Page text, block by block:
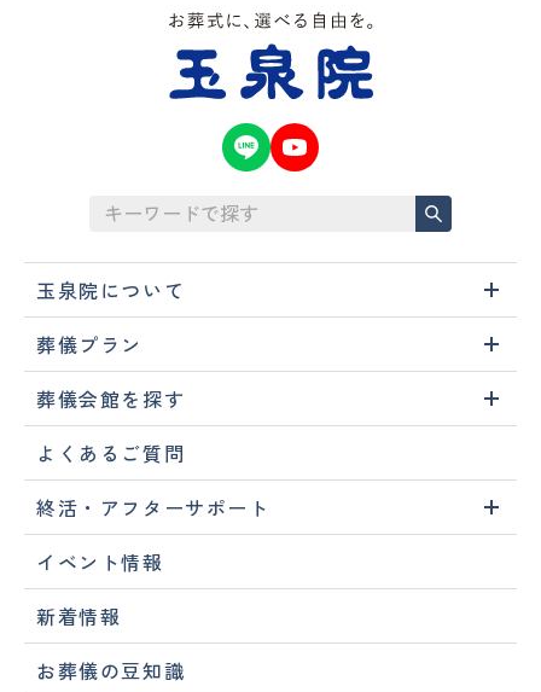
玉泉院について
葬儀プラン
葬儀会館を探す
よくあるご質問
終活・アフターサポート
イベント情報
新着情報
お葬儀の豆知識